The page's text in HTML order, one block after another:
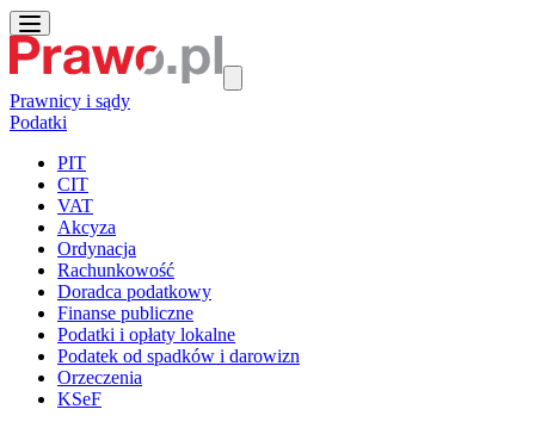
Prawnicy i sądy
Podatki
PIT
CIT
VAT
Akcyza
Ordynacja
Rachunkowość
Doradca podatkowy
Finanse publiczne
Podatki i opłaty lokalne
Podatek od spadków i darowizn
Orzeczenia
KSeF